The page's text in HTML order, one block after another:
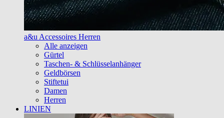
a&u Accessoires Herren
Alle anzeigen
Gürtel
Taschen- & Schlüsselanhänger
Geldbörsen
Stiftetui
Damen
Herren
LINIEN